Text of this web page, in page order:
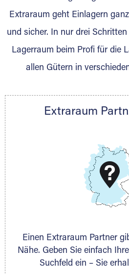
Digitale
Gewinnung von
Nachricht.
Telefon:+49 6145 5442 -
DMG Aktiengesellschaft
www.dmg-ag.com
Extraraum geht Einlagern
und sicher. In nur drei
Lagerraum beim Profi für die
allen Gütern in
Extraraum
Einen Extraraum Partner
Nähe. Geben Sie einfach
Suchfeld ein – Sie